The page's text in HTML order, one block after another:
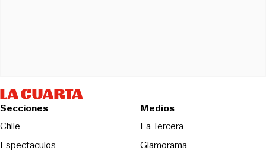
Secciones
Chile
Espectaculos
Medios
La TerceraOpens in new
Glamorama